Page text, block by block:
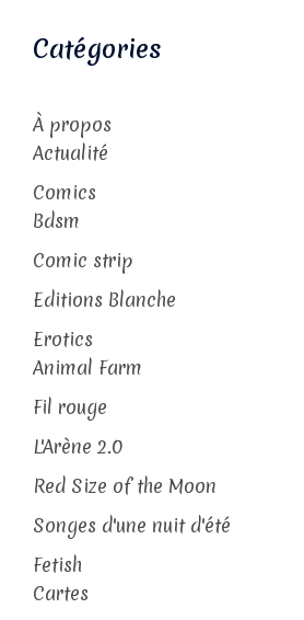
Catégories
À propos
Actualité
Comics
Bdsm
Comic strip
Editions Blanche
Erotics
Animal Farm
Fil rouge
L'Arène 2.0
Red Size of the Moon
Songes d'une nuit d'été
Fetish
Cartes